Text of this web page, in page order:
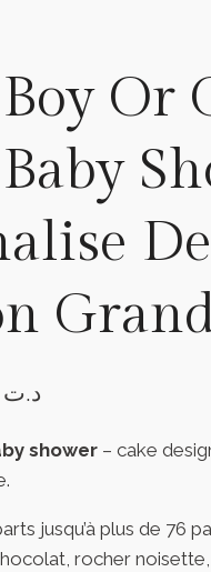
د.ت
shower– cake
jusqu’à plus de 76
rocher